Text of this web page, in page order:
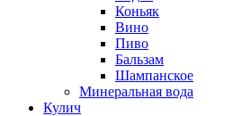
Коньяк
Вино
Пиво
Бальзам
Шампанское
Минеральная вода
Кулич